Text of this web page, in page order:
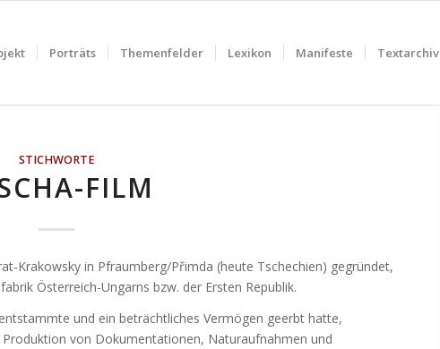
Porträts Themenfelder Lexikon Manifeste Textarchiv
STICHWORTE
FILM
Krakowsky in Pfraumberg/Přimda (heute Tschechien) gegründet,
Österreich-Ungarns bzw. der Ersten Republik.
und ein beträchtliches Vermögen geerbt hatte,
von Dokumentationen, Naturaufnahmen und